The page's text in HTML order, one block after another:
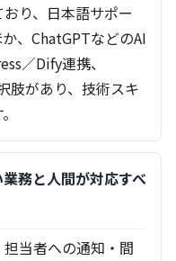
り、日本語サポー
、ChatGPTなどのAI
／Dify連携、
肢があり、技術スキ
務と人間が対応すべ
当者への通知・間